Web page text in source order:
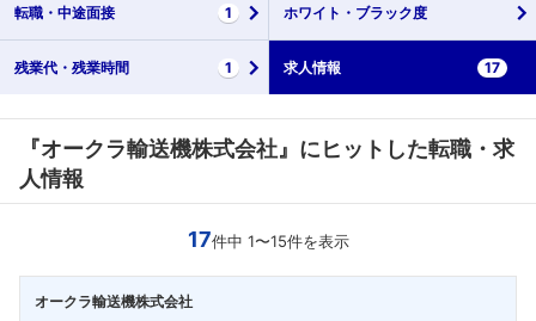
転職・ 中途面接 1 ホワイト・ ブラック度
残業代・ 残業時間 1 求人情報 17
『オークラ輸送機株式会社』にヒットした転職・求
人情報
17件中 1〜15件を表示
オークラ輸送機株式会社